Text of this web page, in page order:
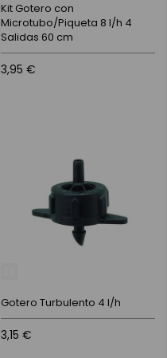
Kit Gotero con
Microtubo/Piqueta 8 l/h 4
Salidas 60 cm
3,95 €
Gotero Turbulento 4 l/h
3,15 €